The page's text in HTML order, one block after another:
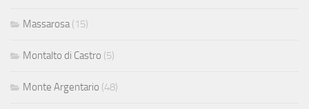
Massarosa (15)
Montalto di Castro (5)
Monte Argentario (48)